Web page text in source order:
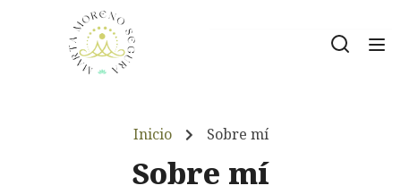
Inicio Sobre mí
Sobre mí